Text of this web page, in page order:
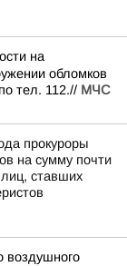
на
обломков
тел. 112.// МЧС
прокуроры
на сумму почти
ставших
воздушного